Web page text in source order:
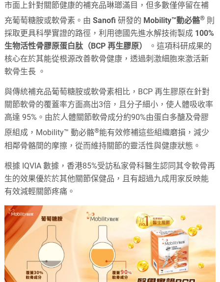
市面上針對關節健康的補充品琳瑯滿目，但多數僅停留在補
充葡萄糖胺或軟骨素。由Sanofi 研發的 Mobility™動必骼® 則
採取更具科學實證的路徑，利用德國先進水解技術製成 100%
生物活性骨膠原蛋白肽（BCP 再生膠原）
。這項科研成果的
核心在於其能從根源改善軟骨健康，透過刺激細胞來激活新
軟骨生長 。
與傳統補充品葡萄糖胺或軟骨素相比，BCP 再生膠原在針對
關節軟骨的覆蓋率方面高出3倍，且分子細小，使人體吸收率
高達 95% 。由於人體關節軟骨成分約90%由蛋白多醣及骨膠
原組成，Mobility™ 動必骼®能有效修補這些組織磨損，減少
相鄰骨骼間的摩擦，從而維持關節的靈活性與健康狀態 。
根據 IQVIA 數據，香港85%受訪私家骨科醫生認同其令軟骨再
生的效果優於於其他關節保健品，且有超過九成用家反映能
有效減輕關節疼痛。